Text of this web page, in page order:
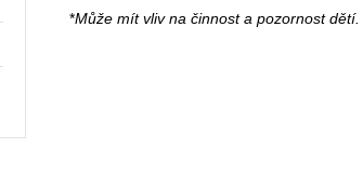
*Může mít vliv na činnost a pozornost dětí.